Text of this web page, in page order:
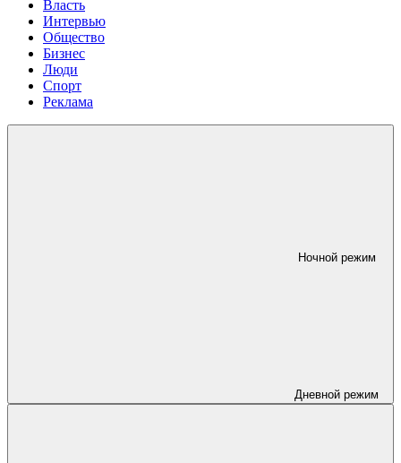
Власть
Интервью
Общество
Бизнес
Люди
Спорт
Реклама
Ночной режим
Дневной режим